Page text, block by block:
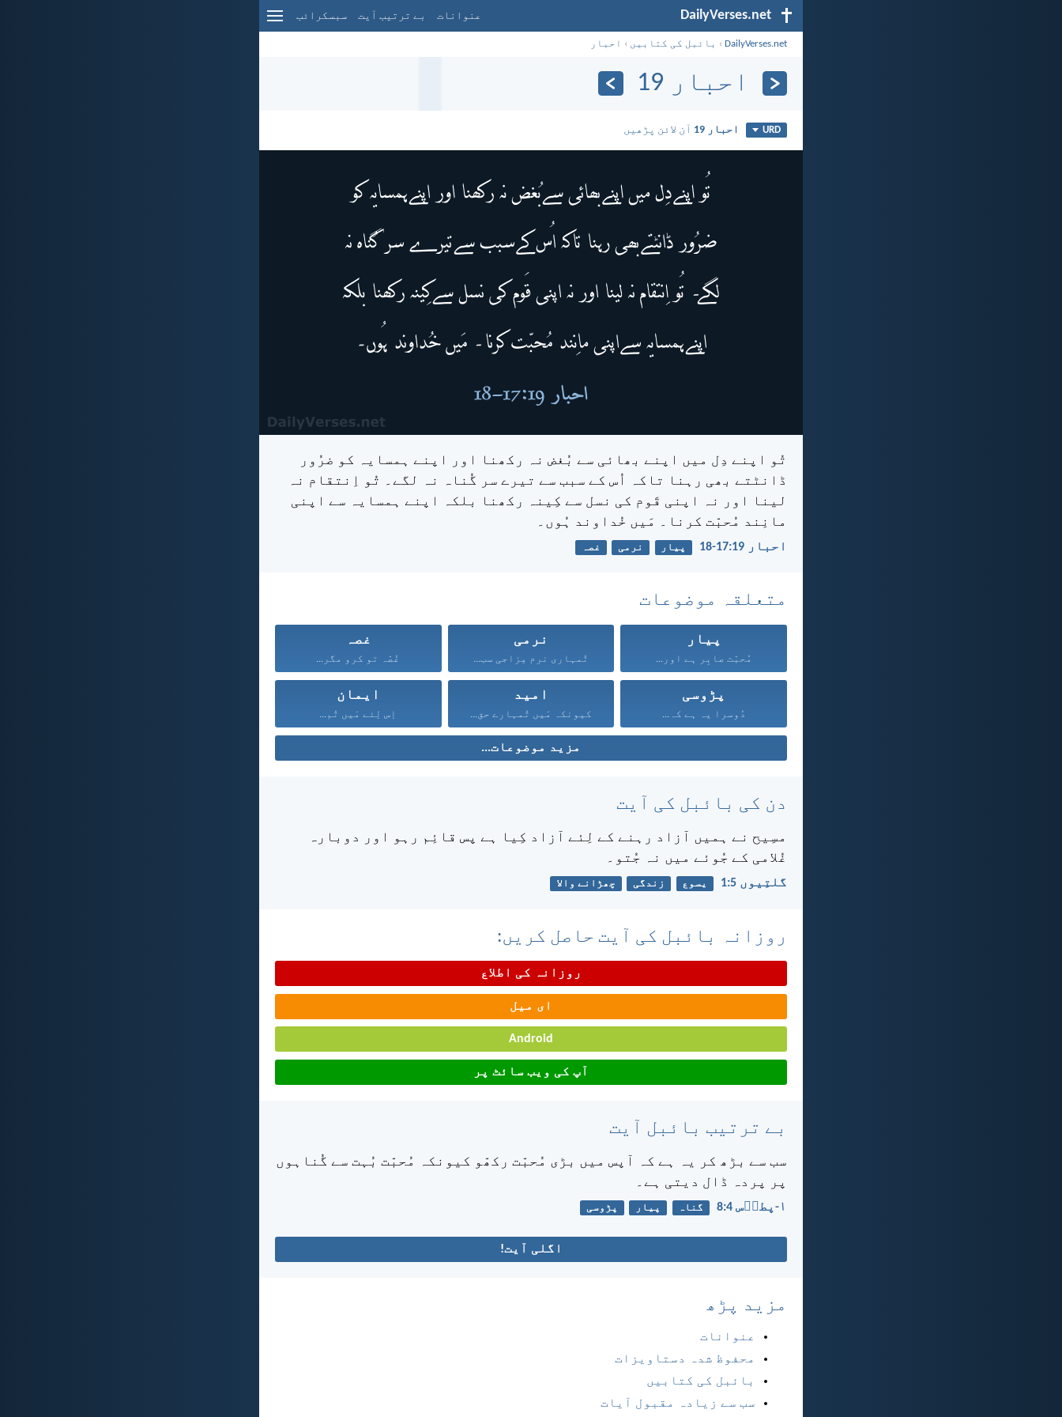
DailyVerses.net عنوانات بے ترتیب آیت سبسکرائب
DailyVerses.net
› بائبل کی کتابیں › احبار
احبار 19
URD احبار 19 آن لائن پڑھیں
تُو اپنے دِل میں اپنے بھائی سے بُغض نہ رکھنا اور اپنے ہمسایہ کو ضرُور
ڈانٹتے بھی رہنا تاکہ اُس کے سبب سے تیرے سر گُناہ نہ لگے۔ تُو اِنتقام نہ
لینا اور نہ اپنی قَوم کی نسل سے کِینہ رکھنا بلکہ اپنے ہمسایہ سے اپنی
مانِند مُحبّت کرنا۔ مَیں خُداوند ہُوں۔
احبار 19:‏17-‏18 پیار نرمی غصہ
متعلقہ موضوعات
پیار
مُحبّت صابِر ہے اور...
نرمی
تُمہاری نرم مِزاجی سب...
غصہ
غُصّہ تو کرو مگر...
پڑوسی
دُوسرا یہ ہے کہ...
امید
کیونکہ مَیں تُمہارے حق...
ایمان
اِس لِئے مَیں تُم...
مزید موضوعات...
دن کی بائبل کی آیت
مسِیح نے ہمیں آزاد رہنے کے لِئے آزاد کِیا ہے پس قائِم رہو اور دوبارہ
غُلامی کے جُوئے میں نہ جُتو۔
گلتِیوں 5:‏1 یسوع زندگی چھڑانے والا
روزانہ بائبل کی آیت حاصل کریں:
روزانہ کی اطلاع
ای میل
Android
آپ کی ویب سائٹ پر
بے ترتیب بائبل آیت
سب سے بڑھ کر یہ ہے کہ آپس میں بڑی مُحبّت رکھّو کیونکہ مُحبّت بُہت سے گُناہوں
پر پردہ ڈال دیتی ہے۔
۱-پطرؔس 4:‏8 گناہ پیار پڑوسی
اگلی آیت!
مزید پڑھ
عنوانات
محفوظ شدہ دستاویزات
بائبل کی کتابیں
سب سے زیادہ مقبول آیات